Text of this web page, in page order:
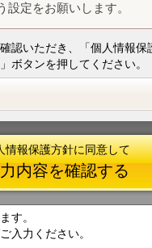
設定をお願いします。
認いただき、「個人情報保
ボタンを押してください。
情報保護方針に同意して
内容を確認する
す。
入力ください。